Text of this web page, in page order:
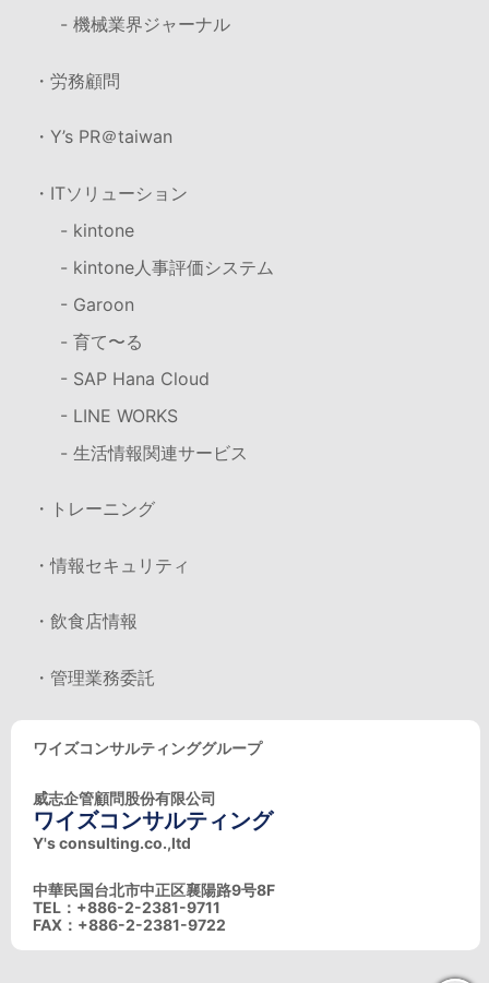
- 機械業界ジャーナル
・労務顧問
・Y’s PR＠taiwan
・ITソリューション
- kintone
- kintone人事評価システム
- Garoon
- 育て〜る
- SAP Hana Cloud
- LINE WORKS
- 生活情報関連サービス
・トレーニング
・情報セキュリティ
・飲食店情報
・管理業務委託
ワイズコンサルティンググループ
威志企管顧問股份有限公司
ワイズコンサルティング
Y's consulting.co.,ltd
中華民国台北市中正区襄陽路9号8F
TEL：+886-2-2381-9711
FAX：+886-2-2381-9722